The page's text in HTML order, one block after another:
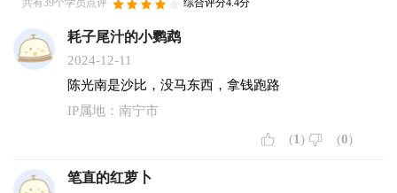
共有39个学员点评 综合评分4.4分
耗子尾汁的小鹦鹉
2024-12-11
陈光南是沙比，没马东西，拿钱跑路
IP属地：南宁市
(1) (0)
笔直的红萝卜